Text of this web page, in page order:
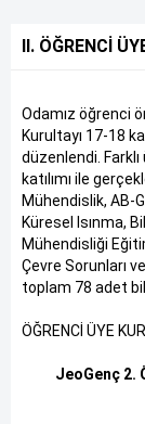
II. ÖĞRENCİ
Odamız öğrenci
Kurultayı 17-18
düzenlendi.
katılımı ile
Mühendislik, AB-
Küresel Isınma,
Mühendisliği
Çevre Sorunları
toplam 78 adet
ÖĞRENCİ ÜYE
JeoGenç 2.